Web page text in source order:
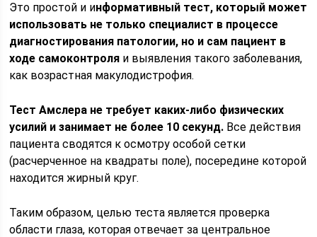
Это простой и информативный тест, который может
использовать не только специалист в процессе
диагностирования патологии, но и сам пациент в
ходе самоконтроля и выявления такого заболевания,
как возрастная макулодистрофия.
Тест Амслера не требует каких-либо физических
усилий и занимает не более 10 секунд. Все действия
пациента сводятся к осмотру особой сетки
(расчерченное на квадраты поле), посередине которой
находится жирный круг.
Таким образом, целью теста является проверка
области глаза, которая отвечает за центральное